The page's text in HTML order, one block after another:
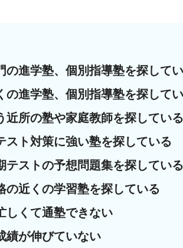
の進学塾、個別指導塾を探して
の進学塾、個別指導塾を探して
近所の塾や家庭教師を探している
スト対策に強い塾を探している
テストの予想問題集を探している
の近くの学習塾を探している
しくて通塾できない
績が伸びていない